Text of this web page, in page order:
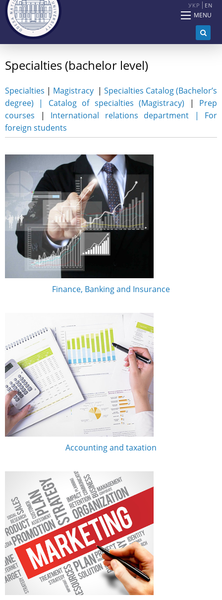
УКР EN
MENU
Specialties (bachelor level)
Specialties | Magistracy | Specialties Catalog (Bachelor’s
degree) | Catalog of specialties (Magistracy) | Prep
courses | International relations department | For
foreign students
Finance, Banking and Insurance
Accounting and taxation